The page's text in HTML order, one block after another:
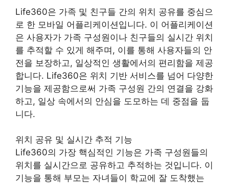
Life360은 가족 및 친구들 간의 위치 공유를 중심으
로 한 모바일 어플리케이션입니다. 이 어플리케이션
은 사용자가 가족 구성원이나 친구들의 실시간 위치
를 추적할 수 있게 해주며, 이를 통해 사용자들의 안
전을 보장하고, 일상적인 생활에서의 편리함을 제공
합니다. Life360은 위치 기반 서비스를 넘어 다양한
기능을 제공함으로써 가족 구성원 간의 연결을 강화
하고, 일상 속에서의 안심을 도모하는 데 중점을 둡
니다.
위치 공유 및 실시간 추적 기능
Life360의 가장 핵심적인 기능은 가족 구성원들의
위치를 실시간으로 공유하고 추적하는 것입니다. 이
기능을 통해 부모는 자녀들이 학교에 잘 도착했는